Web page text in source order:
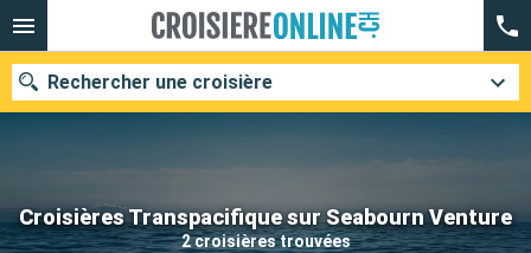
Croisières Transpacifique sur Seabourn Venture
2 croisières trouvées
Rechercher une croisière
Nos destinations